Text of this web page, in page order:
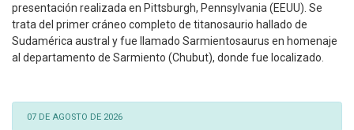
presentación realizada en Pittsburgh, Pennsylvania (EEUU). Se
trata del primer cráneo completo de titanosaurio hallado de
Sudamérica austral y fue llamado Sarmientosaurus en homenaje
al departamento de Sarmiento (Chubut), donde fue localizado.
07 DE AGOSTO DE 2026